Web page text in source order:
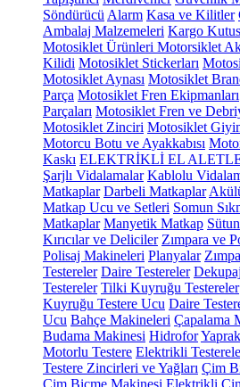
Söndürücü Alarm Kasa ve Kilitler
Ambalaj Malzemeleri Kargo
Motosiklet Ürünleri Motorsiklet
Kilidi Motosiklet Stickerları
Motosiklet Aynası Motosiklet
Parça Motosiklet Fren Ekipmanları
Parçaları Motosiklet Fren ve
Motosiklet Zinciri Motosiklet
Motorcu Botu ve Ayakkabısı
Kaskı ELEKTRİKLİ EL
Şarjlı Vidalamalar Kablolu
Matkaplar Darbeli Matkaplar
Matkap Ucu ve Setleri Somun
Matkaplar Manyetik Matkap
Kırıcılar ve Deliciler Zımpara ve
Polisaj Makineleri Planyalar
Testereler Daire Testereler
Testereler Tilki Kuyruğu Testereler
Kuyruğu Testere Ucu Daire
Ucu Bahçe Makineleri Çapalama
Budama Makinesi Hidrofor
Motorlu Testere Elektrikli
Testere Zincirleri ve Yağları Çim
Çim Biçme Makinesi Elektrikli